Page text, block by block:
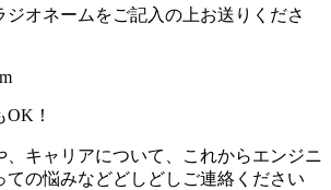
ジオネームをご記入の上お送りくださ
！
、キャリアについて、これからエンジニ
ての悩みなどどしどしご連絡ください